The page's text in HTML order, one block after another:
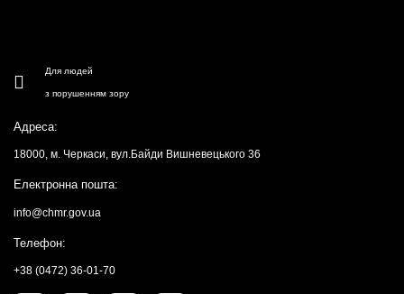
Для людей
з порушенням зору
Адреса:
18000, м. Черкаси, вул.Байди Вишневецького 36
Електронна пошта:
info@chmr.gov.ua
Телефон:
+38 (0472) 36-01-70